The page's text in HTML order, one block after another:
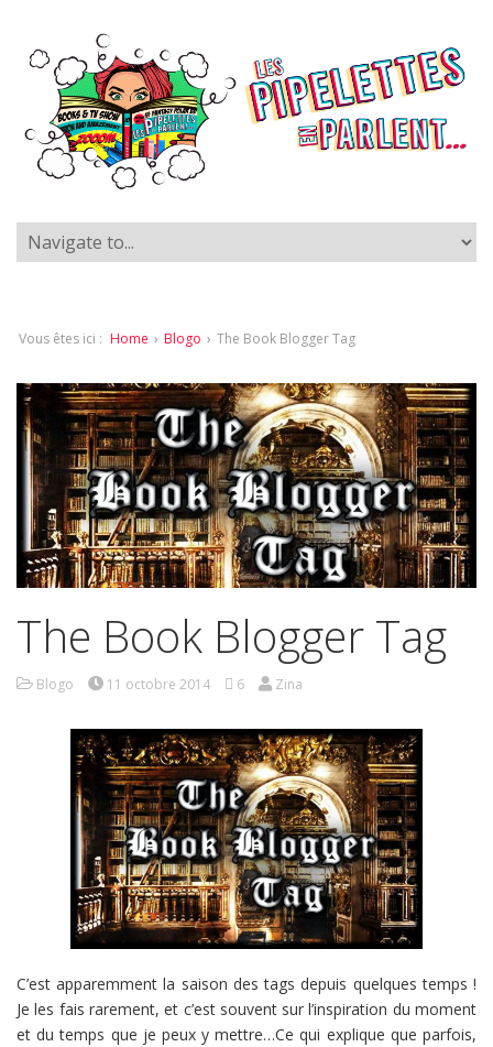
Vous êtes ici : Home › Blogo › The Book Blogger Tag
The Book Blogger Tag
Blogo 11 octobre 2014 6 Zina
C’est apparemment la saison des tags depuis quelques temps !
Je les fais rarement, et c’est souvent sur l’inspiration du moment
et du temps que je peux y mettre…Ce qui explique que parfois,